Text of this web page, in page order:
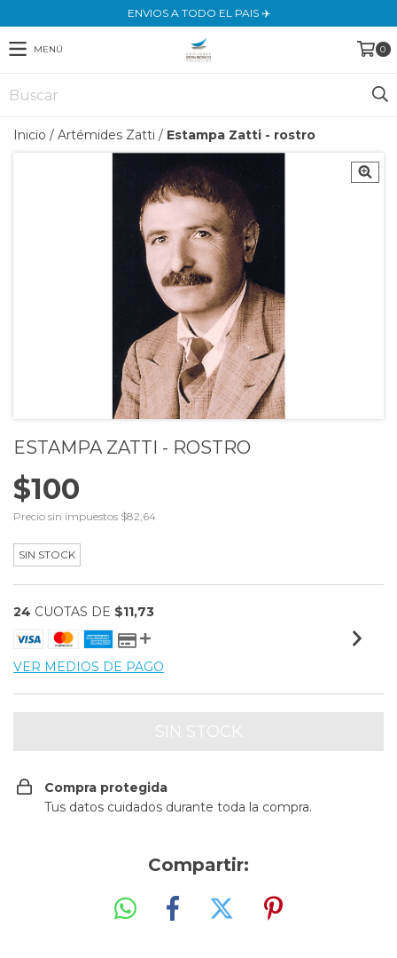
ENVIOS A TODO EL PAIS ✈️
MENÚ 0
Inicio / Artémides Zatti / Estampa Zatti - rostro
ESTAMPA ZATTI - ROSTRO
$100
Precio sin impuestos $82,64
SIN STOCK
24 CUOTAS DE $11,73
VER MEDIOS DE PAGO
Compra protegida
Tus datos cuidados durante toda la compra.
Compartir: